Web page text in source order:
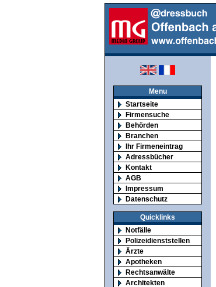
Menu
Startseite
Firmensuche
Behörden
Branchen
Ihr Firmeneintrag
Adressbücher
Kontakt
AGB
Impressum
Datenschutz
Quicklinks
Notfälle
Polizeidienststellen
Ärzte
Apotheken
Rechtsanwälte
Architekten